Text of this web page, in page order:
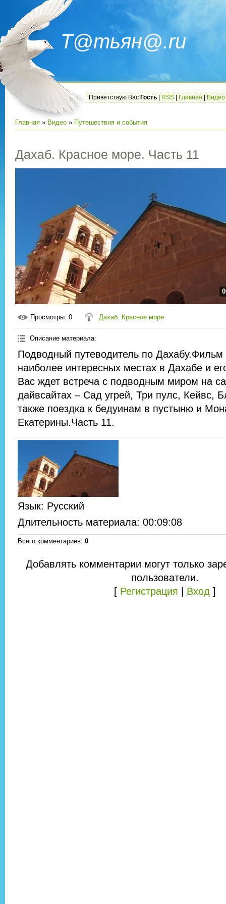
Т@тьян@.ru
Приветствую Вас Гость RSS Главная Видео
Главная » Видео » Путешествия и события
Дахаб. Красное море. Часть 11
Просмотры: 0 Дахаб. Красное море
Описание материала:
Подводный путеводитель по Дахабу.Фильм
наиболее интересных местах в Дахабе и
Вас ждет встреча с подводным миром на
дайвсайтах – Сад угрей, Три пулс, Кейвс,
также поездка к бедуинам в пустыню и
Екатерины.Часть 11.
Язык: Русский
Длительность материала: 00:09:08
Всего комментариев: 0
Добавлять комментарии могут только
пользователи.
[ Регистрация Вход ]